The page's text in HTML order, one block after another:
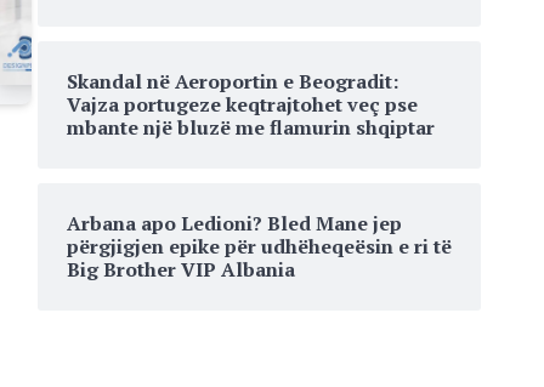
Skandal në Aeroportin e Beogradit:
Vajza portugeze keqtrajtohet veç pse
mbante një bluzë me flamurin shqiptar
Arbana apo Ledioni? Bled Mane jep
përgjigjen epike për udhëheqeësin e ri të
Big Brother VIP Albania